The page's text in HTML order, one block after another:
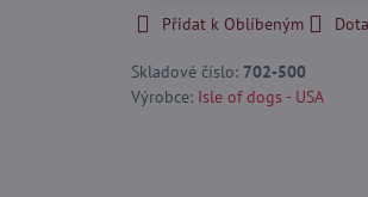
Přidat k Oblíbeným
Skladové číslo: 702-500
Výrobce: Isle of dogs - USA